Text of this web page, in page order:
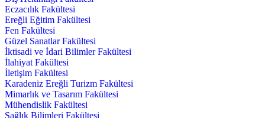
Eczacılık Fakültesi
Ereğli Eğitim Fakültesi
Fen Fakültesi
Güzel Sanatlar Fakültesi
İktisadi ve İdari Bilimler Fakültesi
İlahiyat Fakültesi
İletişim Fakültesi
Karadeniz Ereğli Turizm Fakültesi
Mimarlık ve Tasarım Fakültesi
Mühendislik Fakültesi
Sağlık Bilimleri Fakültesi